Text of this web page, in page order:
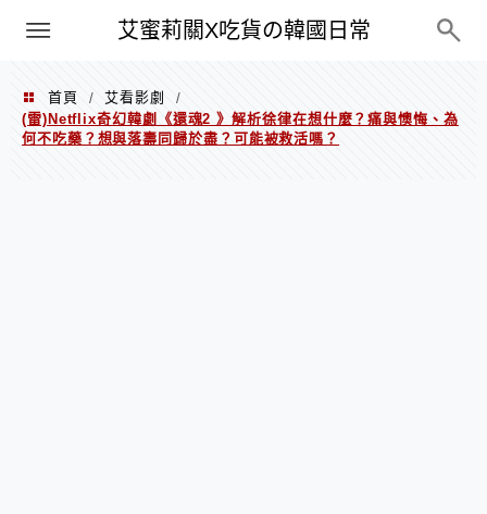
艾蜜莉關X吃貨の韓國日常
PXN
首頁 / 艾看影劇
/
(雷)Netflix奇幻韓劇《還魂2 》解析徐律在想什麼？痛與懊悔、為
何不吃藥？想與落壽同歸於盡？可能被救活嗎？